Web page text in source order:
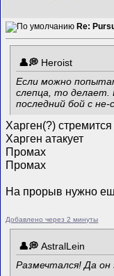
Re:
Heroist
Если можно
слепца, то делает.
последний бой с не-
Харген(?)
Харген атакует
Промах
Промах
На прорыв нужно
Добавлено через 2 минуты
AstralLein
Размечтался! Да